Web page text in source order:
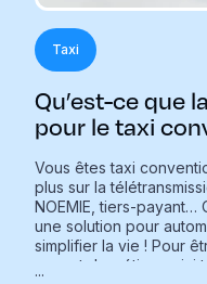
Taxi
Qu’est-ce que
pour le taxi
Vous êtes taxi
plus sur la
NOEMIE, tiers-payant…
une solution pour
simplifier la vie ! Pour
aspect du métier, voici
...